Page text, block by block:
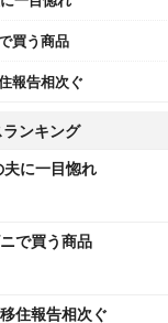
買う商品
報告相次ぐ
ンキング
に一目惚れ
で買う商品
住報告相次ぐ